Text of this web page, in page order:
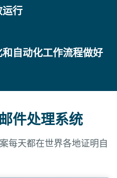
行
自动化工作流程做好
件处理系统
每天都在世界各地证明自